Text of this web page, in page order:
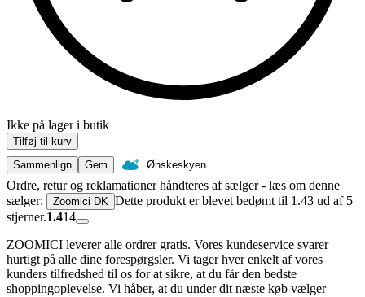
Ikke på lager i butik
Tilføj til kurv
Sammenlign
Gem Ønskeskyen
Ordre, retur og reklamationer håndteres af sælger - læs om denne
sælger:
Zoomici DK Dette produkt er blevet bedømt til 1.43 ud af 5
stjerner.1.414
ZOOMICI leverer alle ordrer gratis. Vores kundeservice svarer
hurtigt på alle dine forespørgsler. Vi tager hver enkelt af vores
kunders tilfredshed til os for at sikre, at du får den bedste
shoppingoplevelse. Vi håber, at du under dit næste køb vælger